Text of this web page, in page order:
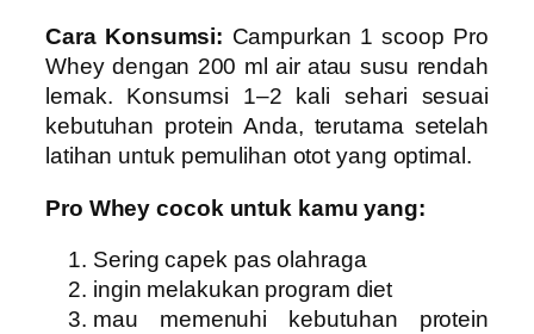
Cara Konsumsi: Campurkan 1 scoop Pro
Whey dengan 200 ml air atau susu rendah
lemak. Konsumsi 1–2 kali sehari sesuai
kebutuhan protein Anda, terutama setelah
latihan untuk pemulihan otot yang optimal.
Pro Whey cocok untuk kamu yang:
Sering capek pas olahraga
ingin melakukan program diet
mau memenuhi kebutuhan protein